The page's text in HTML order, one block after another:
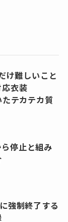
け難しいこと
衣装
テカテカ質
停止と組み
強制終了する